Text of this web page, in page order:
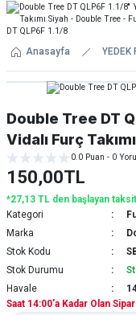
Anasayfa YEDEK
Double Tree DT
Vidalı Furç
0.0 Puan - 0
150,00TL
*27,13 TL den başlayan
Kategori
Marka
Stok Kodu
Stok Durumu
Havale
Saat 14:00'a Kadar Olan